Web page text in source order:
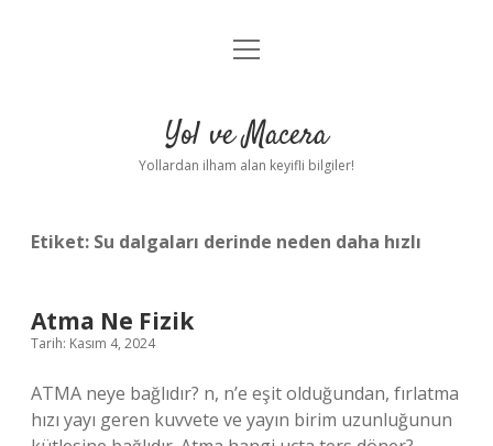
Anasayfa
Yasal Uyarı
menüyü
Yol ve Macera
Yollardan ilham alan keyifli bilgiler!
Etiket: Su dalgaları derinde neden daha hızlı
Atma Ne Fizik
Tarih: Kasım 4, 2024
ATMA neye bağlıdır? n, n’e eşit olduğundan, fırlatma
hızı yayı geren kuvvete ve yayın birim uzunluğunun